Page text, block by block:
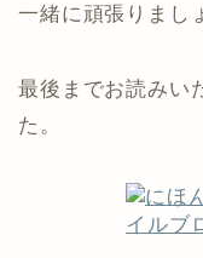
一緒に頑張りまし
最後までお読みい
た。